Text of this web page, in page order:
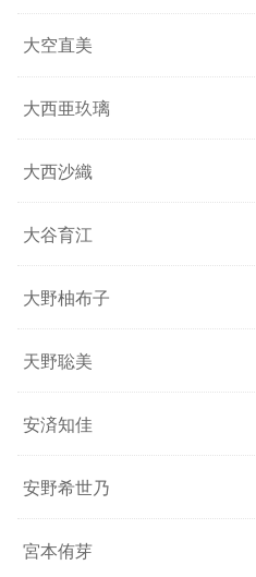
大空直美
大西亜玖璃
大西沙織
大谷育江
大野柚布子
天野聡美
安済知佳
安野希世乃
宮本侑芽